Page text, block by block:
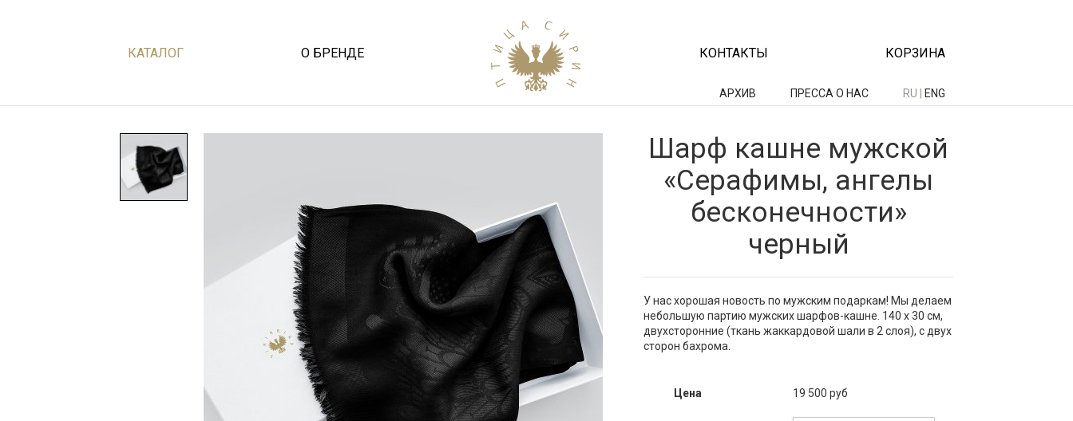
АРХИВ ПРЕССА О НАС RU ENG
КАТАЛОГ О БРЕНДЕ КОНТАКТЫ КОРЗИНА
Шарф кашне мужской
«Серафимы, ангелы
бесконечности»
черный
У нас хорошая новость по мужским подаркам! Мы делаем
небольшую партию мужских шарфов-кашне. 140 х 30 см,
двухсторонние (ткань жаккардовой шали в 2 слоя), с двух
сторон бахрома.
Цена 19 500 руб